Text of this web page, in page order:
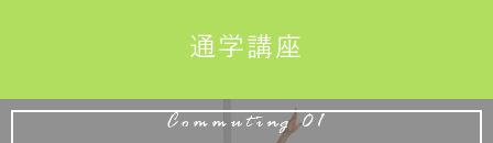
通学講座
Commuting 01